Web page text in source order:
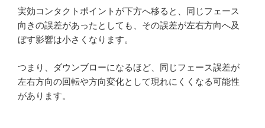
実効コンタクトポイントが下方へ移ると、同じフェース
向きの誤差があったとしても、その誤差が左右方向へ及
ぼす影響は小さくなります。
つまり、ダウンブローになるほど、同じフェース誤差が
左右方向の回転や方向変化として現れにくくなる可能性
があります。